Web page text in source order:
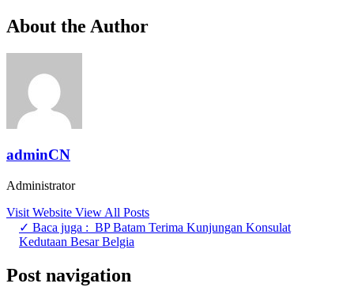
About the Author
adminCN
Administrator
Visit Website View All Posts
✓ Baca juga : BP Batam Terima Kunjungan Konsulat
Kedutaan Besar Belgia
Post navigation